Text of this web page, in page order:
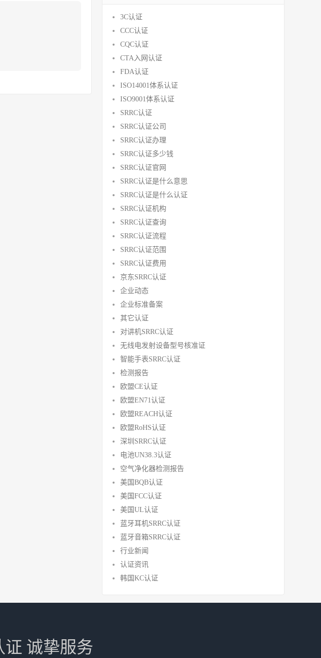
3C认证
CCC认证
CQC认证
CTA入网认证
FDA认证
ISO14001体系认证
ISO9001体系认证
SRRC认证
SRRC认证公司
SRRC认证办理
SRRC认证多少钱
SRRC认证官网
SRRC认证是什么意思
SRRC认证是什么认证
SRRC认证机构
SRRC认证查询
SRRC认证流程
SRRC认证范围
SRRC认证费用
京东SRRC认证
企业动态
企业标准备案
其它认证
对讲机SRRC认证
无线电发射设备型号核准证
智能手表SRRC认证
检测报告
欧盟CE认证
欧盟EN71认证
欧盟REACH认证
欧盟RoHS认证
深圳SRRC认证
电池UN38.3认证
空气净化器检测报告
美国BQB认证
美国FCC认证
美国UL认证
蓝牙耳机SRRC认证
蓝牙音箱SRRC认证
行业新闻
认证资讯
韩国KC认证
证 诚挚服务